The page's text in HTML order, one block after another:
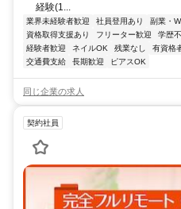
経験(1...
業界未経験者歓迎 社員登用あり 副業・
資格取得支援あり
フリーター歓迎 学歴
経験者歓迎
ネイルOK 残業なし 有資格
交通費支給
長期歓迎 ピアスOK
同じ企業の求人
契約社員